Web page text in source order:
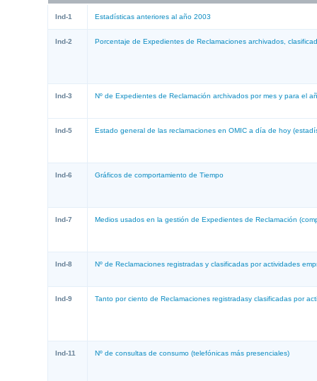
Ind-1 Estadísticas anteriores al año 2003
Ind-2 Porcentaje de Expedientes de Reclamaciones archivados,
Ind-3 Nº de Expedientes de Reclamación archivados por mes y para el
Ind-5 Estado general de las reclamaciones en OMIC a día de hoy
Ind-6 Gráficos de comportamiento de Tiempo
Ind-7 Medios usados en la gestión de Expedientes de Reclamación
Ind-8 Nº de Reclamaciones registradas y clasificadas por actividades
Ind-9 Tanto por ciento de Reclamaciones registradasy clasificadas por
Ind-11 Nº de consultas de consumo (telefónicas más presenciales)